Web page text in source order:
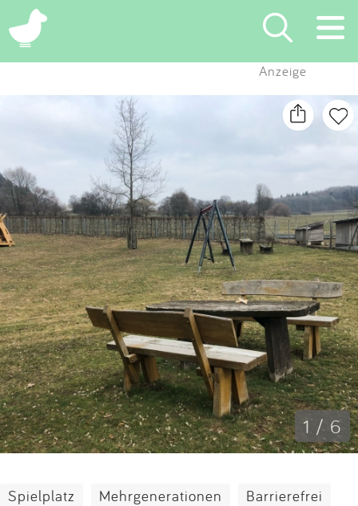
×
Suchen
Eintragen
App
Blog
Partner
Kontakt
Impressum
Anmelden
Anzeige
1 / 6
Spielplatz Mehrgenerationen Barrierefrei